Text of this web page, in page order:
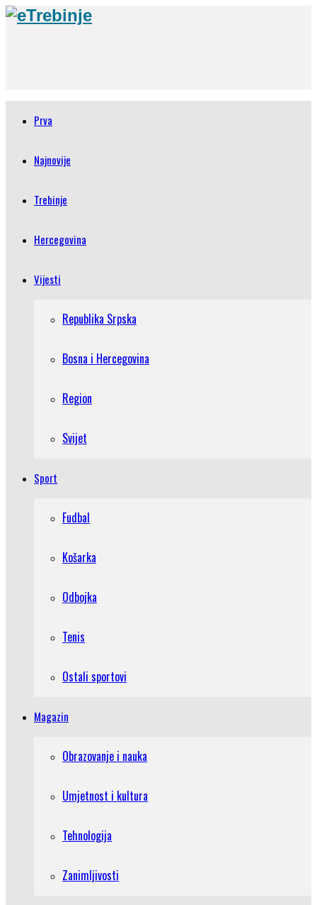
Prva
Najnovije
Trebinje
Hercegovina
Vijesti
Republika Srpska
Bosna i Hercegovina
Region
Svijet
Sport
Fudbal
Košarka
Odbojka
Tenis
Ostali sportovi
Magazin
Obrazovanje i nauka
Umjetnost i kultura
Tehnologija
Zanimljivosti